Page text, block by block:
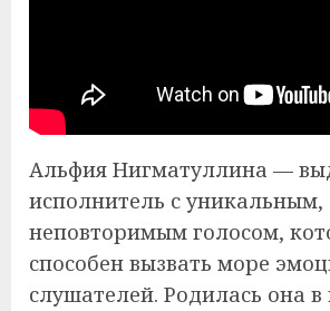
Альфия Нигматуллина —
исполнитель с уникальным,
неповторимым голосом,
способен вызвать море
слушателей. Родилась она